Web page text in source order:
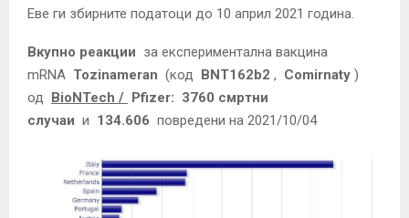
Еве ги збирните податоци до 10 април 2021 година.
Вкупно реакции за експериментална вакцина
mRNA Tozinameran (код BNT162b2 , Comirnaty )
од BioNTech / Pfizer: 3760 смртни
случаи и 134.606 повредени на 2021/10/04